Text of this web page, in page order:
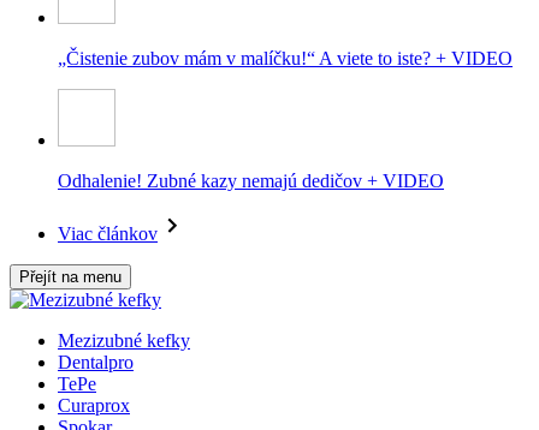
„Čistenie zubov mám v malíčku!“ A viete to iste? + VIDEO
Odhalenie! Zubné kazy nemajú dedičov + VIDEO
Viac článkov
Přejít na menu
Mezizubné kefky
Dentalpro
TePe
Curaprox